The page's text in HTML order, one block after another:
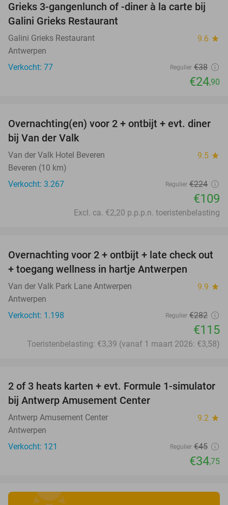
34%
Grieks 3-gangenlunch of -diner à la carte bij
Galini Grieks Restaurant
Galini Grieks Restaurant 9.6 star
Antwerpen
Verkocht: 77
Regulier €38
€24,90
51%
Overnachting(en) voor 2 + ontbijt + evt. diner
bij Van der Valk
Van der Valk Hotel Beveren 9.5 star
Beveren (10 km)
Verkocht: 3.267
Regulier €224
€109
Excl. ca. €2,20 p.p.p.n. toeristenbelasting
59%
Overnachting voor 2 + ontbijt + late check out
+ toegang wellness in hartje Antwerpen
Van der Valk Park Lane Antwerpen 9.9 star
Antwerpen
Verkocht: 1.198
Regulier €282
€115
Toeristenbelasting: €3,39 (vanaf 1 maart 2026: €3,58)
23%
2 of 3 heats karten + evt. Formule 1-simulator
bij Antwerp Amusement Center
Antwerp Amusement Center 9.2 star
Antwerpen
Verkocht: 121
Regulier €45
€34,75